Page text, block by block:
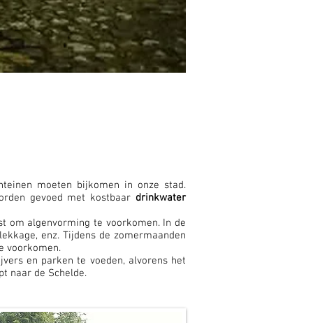
moeten bijkomen in onze stad.
gevoed met kostbaar drinkwater
om algenvorming te voorkomen. In de
enz. Tijdens de zomermaanden
voorkomen.
en parken te voeden, alvorens het
naar de Schelde.